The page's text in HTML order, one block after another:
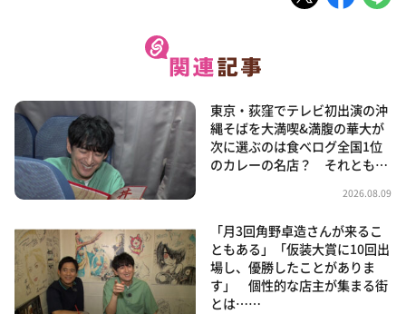
東京・荻窪でテレビ初出演の沖
縄そばを大満喫&満腹の華大が
次に選ぶのは食べログ全国1位
のカレーの名店？ それとも…
2026.08.09
「月3回角野卓造さんが来るこ
ともある」「仮装大賞に10回出
場し、優勝したことがありま
す」 個性的な店主が集まる街
とは……